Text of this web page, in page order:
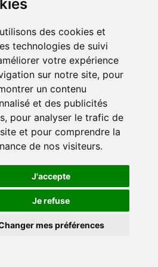
des cookies et
technologies de suivi
votre expérience
sur notre site, pour
un contenu
et des publicités
pour analyser le trafic de
et pour comprendre la
de nos visiteurs.
J'accepte
Je refuse
mes préférences